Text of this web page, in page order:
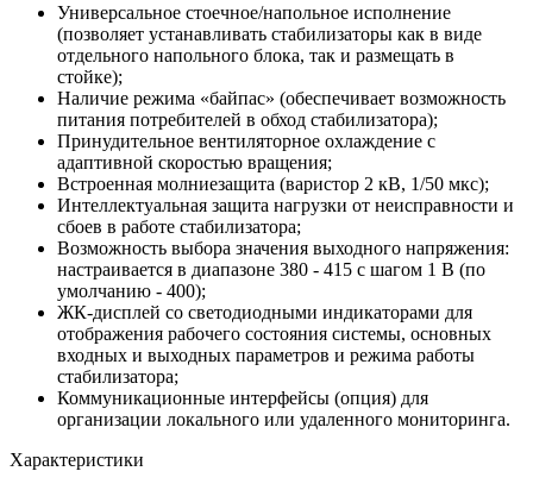
Универсальное стоечное/напольное исполнение
(позволяет устанавливать стабилизаторы как в виде
отдельного напольного блока, так и размещать в
стойке);
Наличие режима «байпас» (обеспечивает возможность
питания потребителей в обход стабилизатора);
Принудительное вентиляторное охлаждение с
адаптивной скоростью вращения;
Встроенная молниезащита (варистор 2 кВ, 1/50 мкс);
Интеллектуальная защита нагрузки от неисправности и
сбоев в работе стабилизатора;
Возможность выбора значения выходного напряжения:
настраивается в диапазоне 380 - 415 с шагом 1 В (по
умолчанию - 400);
ЖК-дисплей со светодиодными индикаторами для
отображения рабочего состояния системы, основных
входных и выходных параметров и режима работы
стабилизатора;
Коммуникационные интерфейсы (опция) для
организации локального или удаленного мониторинга.
Характеристики